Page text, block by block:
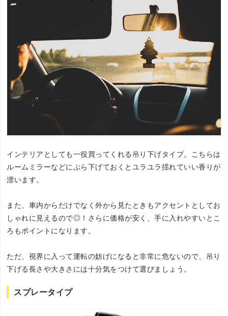
インテリアとしても一役買ってくれる吊り下げタイプ。こちらは
ルームミラーなどにぶら下げておくとユラユラ揺れていい香りが
漂います。
また、車内からだけでなく外から見たときもアクセントとしてお
しゃれに見えるので◎！さらに価格が安く、手に入れやすいとこ
ろもポイントになります。
ただ、視界に入って運転の妨げになると非常に危ないので、吊り
下げる長さや大きさには十分気をつけて選びましょう。
スプレータイプ